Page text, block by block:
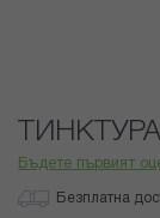
към
началото
галерия
Бъдете първият
Безплатна